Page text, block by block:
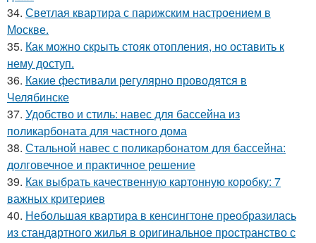
34. Светлая квартира с парижским настроением в
Москве.
35. Как можно скрыть стояк отопления, но оставить к
нему доступ.
36. Какие фестивали регулярно проводятся в
Челябинске
37. Удобство и стиль: навес для бассейна из
поликарбоната для частного дома
38. Стальной навес с поликарбонатом для бассейна:
долговечное и практичное решение
39. Как выбрать качественную картонную коробку: 7
важных критериев
40. Небольшая квартира в кенсингтоне преобразилась
из стандартного жилья в оригинальное пространство с